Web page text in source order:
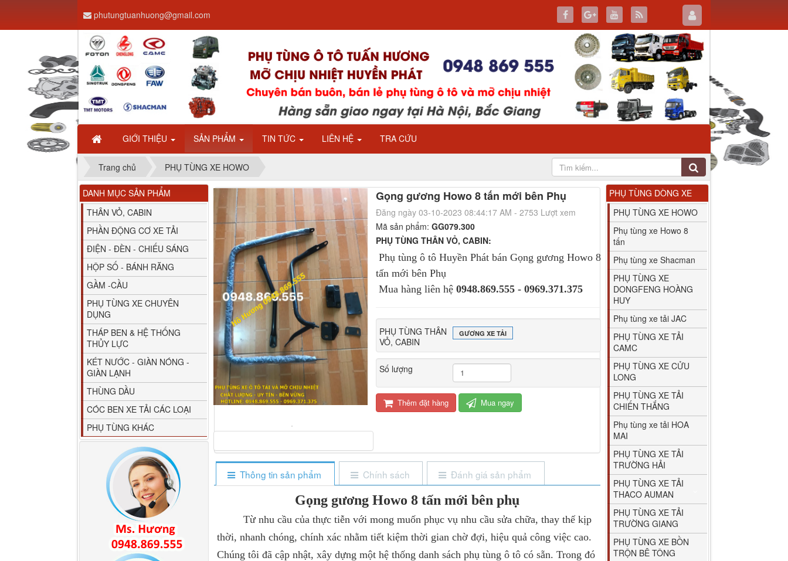
GIỚI THIỆU SẢN PHẨM TIN TỨC LIÊN HỆ TRA CỨU
phutungtuanhuong@gmail.com
Trang chủ PHỤ TÙNG XE HOWO
Gọng gương Howo 8 tấn mới bên Phụ
Đăng ngày 03-10-2023 08:44:17 AM - 2753 Lượt xem
Mã sản phẩm: GG079.300
PHỤ TÙNG THÂN VỎ, CABIN:
Phụ tùng ô tô Huyền Phát bán Gọng gương Howo 8
tấn mới bên Phụ
Mua hàng liên hệ 0948.869.555 - 0969.371.375
PHỤ TÙNG THÂN
VỎ, CABIN
GƯƠNG XE TẢI
Số lượng
Thêm đặt hàng Mua ngay
Thông tin sản phẩm Chính sách Đánh giá sản phẩm
Gọng gương Howo 8 tấn mới bên phụ
Từ nhu cầu của thực tiễn với mong muốn phục vụ nhu cầu sửa chữa, thay thế kịp
thời, nhanh chóng, chính xác nhằm tiết kiệm thời gian chờ đợi, hiệu quả công việc cao.
Chúng tôi đã cập nhật, xây dựng một hệ thống danh sách phụ tùng ô tô có sẵn. Trong đó
PHỤ TÙNG DÒNG XE
PHỤ TÙNG XE HOWO
Phụ tùng xe Howo 8
tấn
Phụ tùng xe Shacman
PHỤ TÙNG XE
DONGFENG HOÀNG
HUY
Phụ tùng xe tải JAC
PHỤ TÙNG XE TẢI
CAMC
PHỤ TÙNG XE CỬU
LONG
PHỤ TÙNG XE TẢI
CHIẾN THẮNG
Phụ tùng xe tải HOA
MAI
PHỤ TÙNG XE TẢI
TRƯỜNG HẢI
PHỤ TÙNG XE TẢI
THACO AUMAN
PHỤ TÙNG XE TẢI
TRƯỜNG GIANG
PHỤ TÙNG XE BỒN
TRỘN BÊ TÔNG
DANH MỤC SẢN PHẨM
THÂN VỎ, CABIN
PHẦN ĐỘNG CƠ XE TẢI
ĐIỆN - ĐÈN - CHIẾU SÁNG
HỘP SỐ - BÁNH RĂNG
GẦM -CẦU
PHỤ TÙNG XE CHUYÊN
DỤNG
THÁP BEN & HỆ THỐNG
THỦY LỰC
KÉT NƯỚC - GIÀN NÓNG -
GIÀN LẠNH
THÙNG DẦU
CÓC BEN XE TẢI CÁC LOẠI
PHỤ TÙNG KHÁC
Dây ga CAMC H08 dài
2.68m
Bình nước phụ
Chenglong hải âu...
80YHCB-60 Bơm xăng
dầu 60m3/h...
M4610162101A0 Tapbi
cửa Thaco...